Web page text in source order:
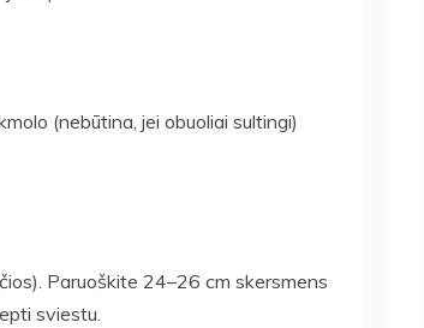
(nebūtina, jei obuoliai sultingi)
Paruoškite 24–26 cm skersmens
sviestu.